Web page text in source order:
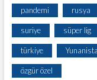
pandemi rusya
suriye süper lig
türkiye
özgür özel